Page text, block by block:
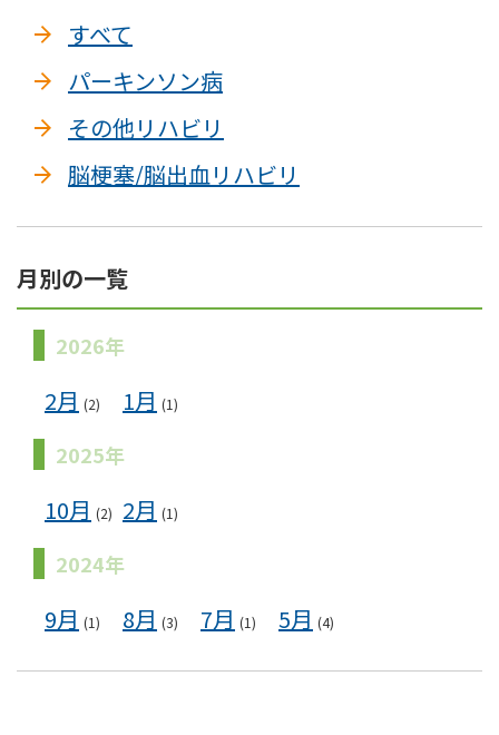
すべて
パーキンソン病
その他リハビリ
脳梗塞/脳出血リハビリ
月別の一覧
2026年
2月 (2) 1月 (1)
2025年
10月 (2) 2月 (1)
2024年
9月 (1) 8月 (3) 7月 (1) 5月 (4)